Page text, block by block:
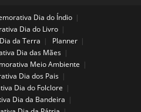
Dia do Índio
Dia do Livro
da Terra
Planner
Dia das Mães
Meio Ambiente
Dia dos Pais
Dia do Folclore
Dia da Bandeira